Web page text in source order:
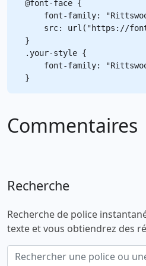
@font-face {
font-family:
src: url("https://
}
.your-style {
font-family:
Commentaires
Recherche
Recherche de police
texte et vous obtiendrez des